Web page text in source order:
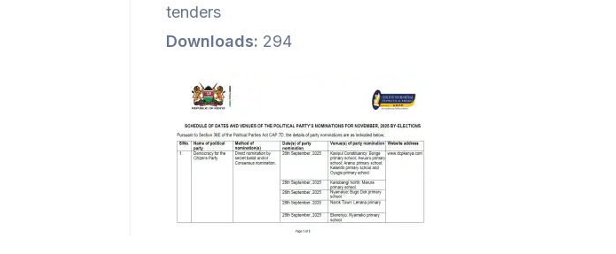
tenders
Downloads: 294